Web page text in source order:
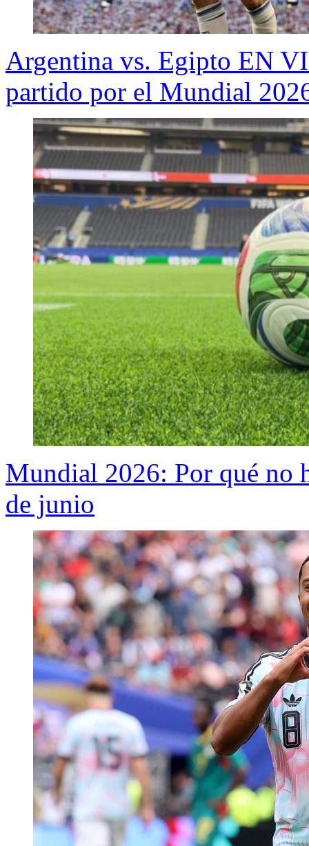
Argentina vs. Egipto EN
partido por el Mundial
Mundial 2026: Por qué no
de junio